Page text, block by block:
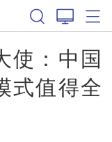
使：中国
式值得全